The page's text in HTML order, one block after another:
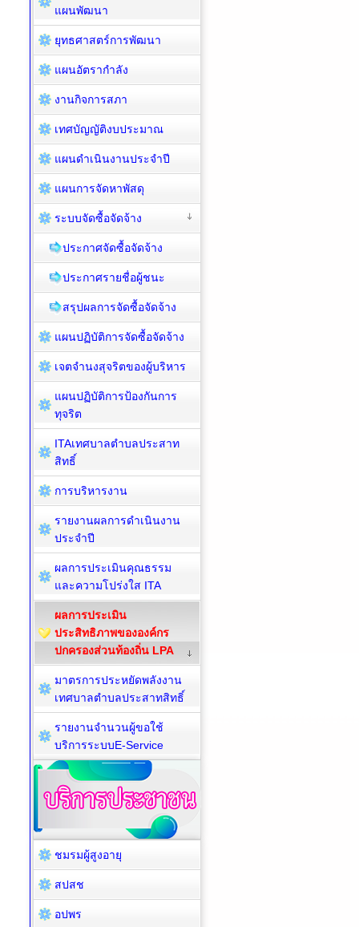
แผนพัฒนา
ยุทธศาสตร์การพัฒนา
แผนอัตรากำลัง
งานกิจการสภา
เทศบัญญัติงบประมาณ
แผนดำเนินงานประจำปี
แผนการจัดหาพัสดุ
ระบบจัดซื้อจัดจ้าง
ประกาศจัดซื้อจัดจ้าง
ประกาศรายชื่อผู้ชนะ
สรุปผลการจัดซื้อจัดจ้าง
แผนปฏิบัติการจัดซื้อจัดจ้าง
เจตจำนงสุจริตของผู้บริหาร
แผนปฏิบัติการป้องกันการ
ทุจริต
ITAเทศบาลตำบลประสาท
สิทธิ์
การบริหารงาน
รายงานผลการดำเนินงาน
ประจำปี
ผลการประเมินคุณธรรม
และความโปร่งใส ITA
ผลการประเมิน
ประสิทธิภาพขององค์กร
ปกครองส่วนท้องถิ่น LPA
มาตรการประหยัดพลังงาน
เทศบาลตำบลประสาทสิทธิ์
รายงานจำนวนผู้ขอใช้
บริการระบบE-Service
ชมรมผู้สูงอายุ
สปสช
อปพร